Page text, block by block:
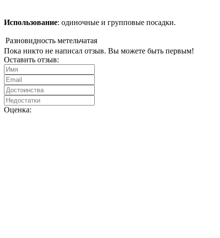
Использование: одиночные и групповые посадки.
Разновидность метельчатая
Пока никто не написал отзыв. Вы можете быть первым!
Оставить отзыв:
Оценка: